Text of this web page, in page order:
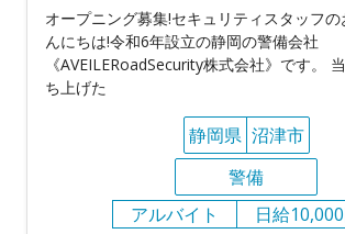
オープニング募集!セキュリティスタッフの
んにちは!令和6年設立の静岡の警備会社
《AVEILERoadSecurity株式会社》です。
ち上げた
静岡県 沼津市
警備
アルバイト
日給